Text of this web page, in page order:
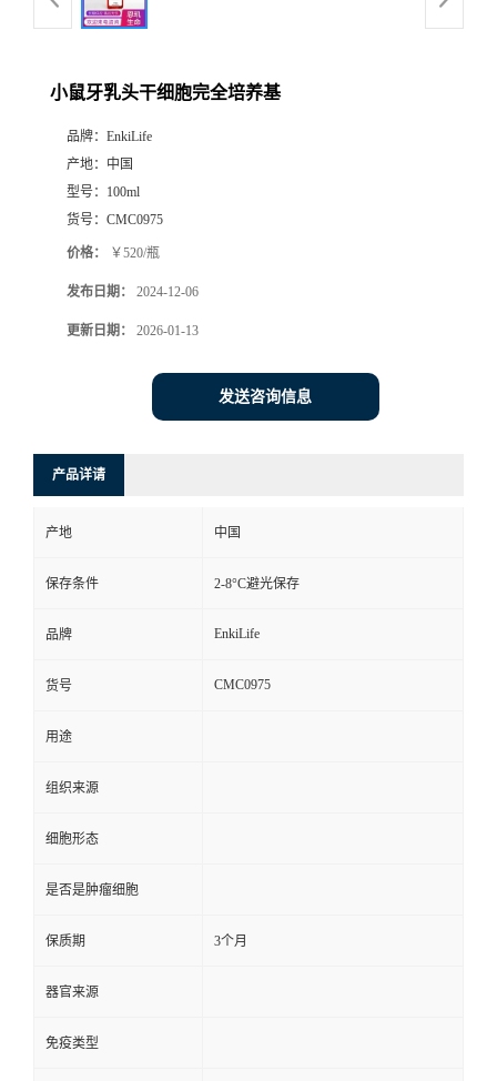
小鼠牙乳头干细胞完全培养基
品牌： EnkiLife
产地： 中国
型号： 100ml
货号： CMC0975
价格： ￥520/瓶
发布日期： 2024-12-06
更新日期： 2026-01-13
发送咨询信息
产品详请
产地 中国
保存条件 2-8°C避光保存
品牌 EnkiLife
货号 CMC0975
用途
组织来源
细胞形态
是否是肿瘤细胞
保质期 3个月
器官来源
免疫类型